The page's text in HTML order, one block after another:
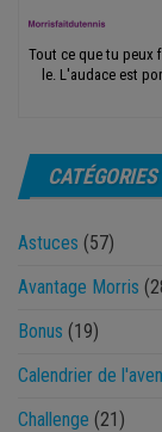
Tout ce que tu peux
le. L'audace est
CATÉGORIES
Astuces (57)
Avantage Morris
Bonus (19)
Calendrier de
Challenge (21)